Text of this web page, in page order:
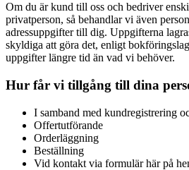
Om du är kund till oss och bedriver
privatperson, så behandlar vi även
adressuppgifter till dig. Uppgifterna
skyldiga att göra det, enligt
uppgifter längre tid än vad vi behöver.
Hur får vi tillgång till dina
I samband med kundregistrering
Offertutförande
Orderläggning
Beställning
Vid kontakt via formulär här på